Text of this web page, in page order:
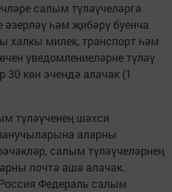
салым түләүчеләргә
һәм җибәрү буенча
халкы милек, транспорт һәм
уведомлениеләрне түләү
көн эчендә алачак (1
түләүченең шәхси
аларны
салым түләүчеләрнең
почта аша алачак.
Федераль салым